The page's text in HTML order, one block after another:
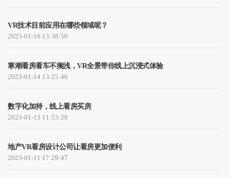
VR技术目前应用在哪些领域呢？
2023-01-16 13:38:50
寒潮看房看车不搁浅，VR全景带你线上沉浸式体验
2023-01-14 13:25:46
数字化加持，线上看房买房
2023-01-13 11:53:29
地产VR看房设计公司让看房更加便利
2023-01-11 17:29:47